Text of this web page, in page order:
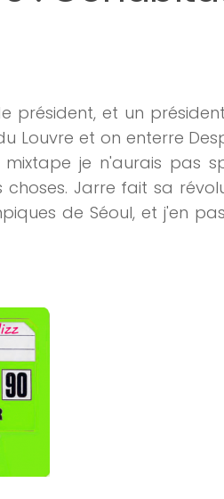
président, et un
et on enterre
je n'aurais pas
Jarre fait sa
de Séoul, et j'en